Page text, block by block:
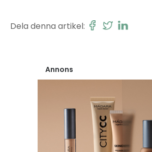
Dela denna artikel:
Annons